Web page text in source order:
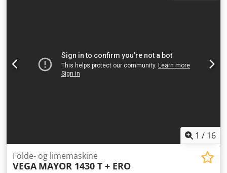
1 / 16
Folde- og limemaskine
VEGA MAYOR 1430 T + ERO